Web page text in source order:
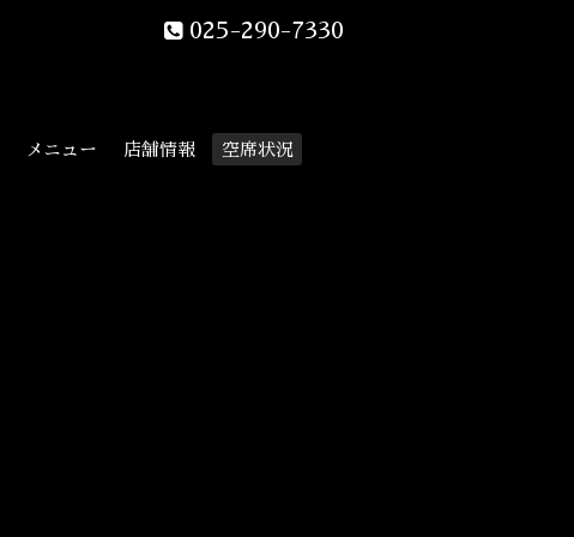
025-290-7330
メニュー 店舗情報
空席状況